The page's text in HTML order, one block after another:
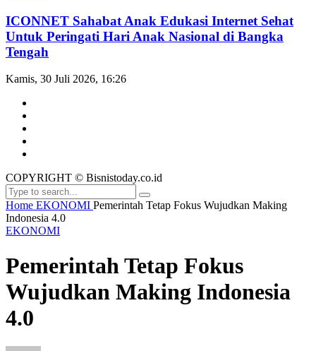
ICONNET Sahabat Anak Edukasi Internet Sehat
Untuk Peringati Hari Anak Nasional di Bangka
Tengah
Kamis, 30 Juli 2026, 16:26
COPYRIGHT © Bisnistoday.co.id
Home EKONOMI Pemerintah Tetap Fokus Wujudkan Making
Indonesia 4.0
EKONOMI
Pemerintah Tetap Fokus
Wujudkan Making Indonesia
4.0